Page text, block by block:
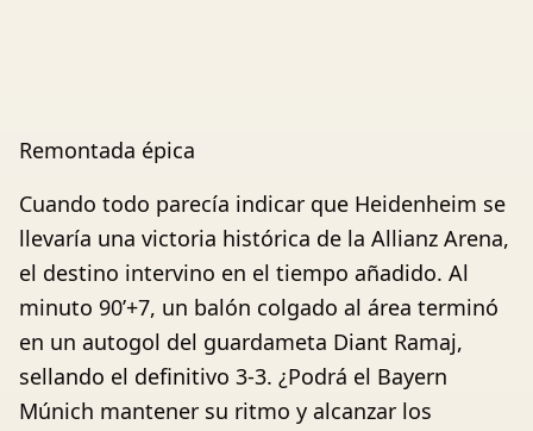
Remontada épica
Cuando todo parecía indicar que Heidenheim se
llevaría una victoria histórica de la Allianz Arena,
el destino intervino en el tiempo añadido. Al
minuto 90’+7, un balón colgado al área terminó
en un autogol del guardameta Diant Ramaj,
sellando el definitivo 3-3. ¿Podrá el Bayern
Múnich mantener su ritmo y alcanzar los